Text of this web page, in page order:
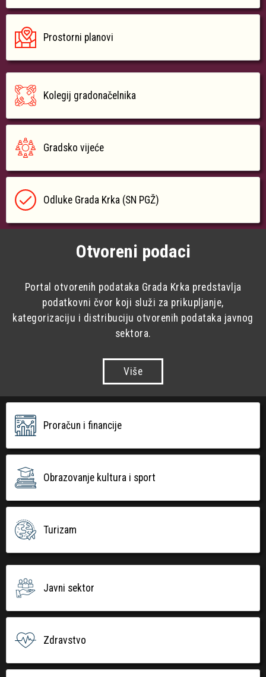
Prostorni planovi
Kolegij gradonačelnika
Gradsko vijeće
Odluke Grada Krka (SN PGŽ)
Otvoreni podaci
Portal otvorenih podataka Grada Krka predstavlja
podatkovni čvor koji služi za prikupljanje,
kategorizaciju i distribuciju otvorenih podataka javnog
sektora.
Više
Proračun i financije
Obrazovanje kultura i sport
Turizam
Javni sektor
Zdravstvo